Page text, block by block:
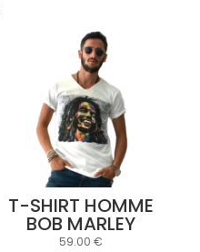
T-SHIRT HOMME
BOB MARLEY
59.00€